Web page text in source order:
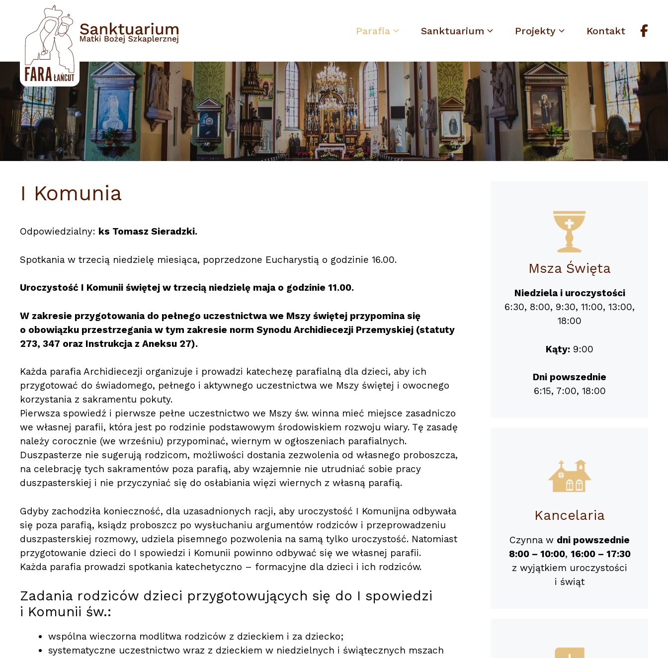
Parafia Sanktuarium Projekty Kontakt
I Komunia
Odpowiedzialny: ks Tomasz Sieradzki.
Spotkania w trzecią niedzielę miesiąca, poprzedzone Eucharystią o godzinie 16.00.
Uroczystość I Komunii świętej w trzecią niedzielę maja o godzinie 11.00.
W zakresie przygotowania do pełnego uczestnictwa we Mszy świętej przypomina się
o obowiązku przestrzegania w tym zakresie norm Synodu Archidiecezji Przemyskiej (statuty
273, 347 oraz Instrukcja z Aneksu 27).
Każda parafia Archidiecezji organizuje i prowadzi katechezę parafialną dla dzieci, aby ich
przygotować do świadomego, pełnego i aktywnego uczestnictwa we Mszy świętej i owocnego
korzystania z sakramentu pokuty.
Pierwsza spowiedź i pierwsze pełne uczestnictwo we Mszy św. winna mieć miejsce zasadniczo
we własnej parafii, która jest po rodzinie podstawowym środowiskiem rozwoju wiary. Tę zasadę
należy corocznie (we wrześniu) przypominać, wiernym w ogłoszeniach parafialnych.
Duszpasterze nie sugerują rodzicom, możliwości dostania zezwolenia od własnego proboszcza,
na celebrację tych sakramentów poza parafią, aby wzajemnie nie utrudniać sobie pracy
duszpasterskiej i nie przyczyniać się do osłabiania więzi wiernych z własną parafią.
Gdyby zachodziła konieczność, dla uzasadnionych racji, aby uroczystość I Komunijna odbywała
się poza parafią, ksiądz proboszcz po wysłuchaniu argumentów rodziców i przeprowadzeniu
duszpasterskiej rozmowy, udziela pisemnego pozwolenia na samą tylko uroczystość. Natomiast
przygotowanie dzieci do I spowiedzi i Komunii powinno odbywać się we własnej parafii.
Każda parafia prowadzi spotkania katechetyczno – formacyjne dla dzieci i ich rodziców.
Zadania rodziców dzieci przygotowujących się do I spowiedzi
i Komunii św.:
wspólna wieczorna modlitwa rodziców z dzieckiem i za dziecko;
systematyczne uczestnictwo wraz z dzieckiem w niedzielnych i świątecznych mszach
Msza Święta
Niedziela i uroczystości
6:30, 8:00, 9:30, 11:00, 13:00,
18:00
Kąty: 9:00
Dni powszednie
6:15, 7:00, 18:00
Kancelaria
Czynna w dni powszednie
8:00 – 10:00, 16:00 – 17:30
z wyjątkiem uroczystości
i świąt